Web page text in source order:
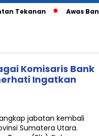
Awas
Komisaris Bank
Ingatkan
rangkap jabatan kembali
Sumatera Utara.